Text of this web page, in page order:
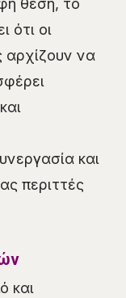
θέση, το
ότι οι
αρχίζουν να
και
περιττές
και